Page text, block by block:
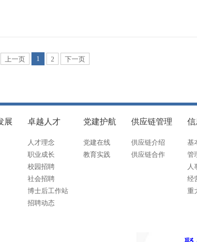
上一页 1 2 下一页
展 卓越人才
人才理念
职业成长
校园招聘
社会招聘
博士后工作站
招聘动态
党建护航
党建在线
教育实践
供应链管理
供应链介绍
供应链合作
基
管
人
经
重